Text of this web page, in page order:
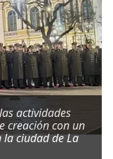
actividades
creación con un
la ciudad de La